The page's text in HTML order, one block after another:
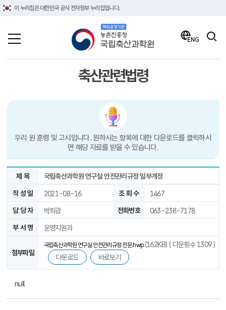
이 누리집은 대한민국 공식 전자정부 누리집입니다.
책임운영기관 농촌진흥청 국립축산과학원
축산관련법령
우리 원 훈령 및 고시입니다. 원하시는 항목에 대한 다운로드를 클릭하시
면 해당 자료를 받을 수 있습니다.
제 목 국립축산과학원 연구실 안전관리규정 일부개정
작 성 일 2021-08-16 조 회 수 1467
담 당 자 박희광 전화번호 063-238-7178
부 서 명 운영지원과
첨부파일
국립축산과학원 연구실 안전관리규정 전문.hwp(162KB) ( 다운횟수 1309 )
다운로드 바로보기
null